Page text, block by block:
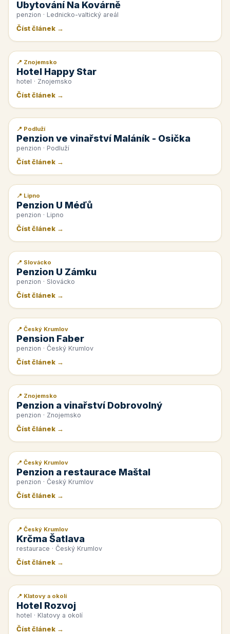
Ubytování Na Kovárně
penzion · Lednicko-valtický areál
Číst článek →
📰 PR článek
📍 Znojemsko
Hotel Happy Star
hotel · Znojemsko
Číst článek →
📰 PR článek
📍 Podluží
Penzion ve vinařství Maláník - Osička
penzion · Podluží
Číst článek →
📰 PR článek
📍 Lipno
Penzion U Méďů
penzion · Lipno
Číst článek →
📰 PR článek
📍 Slovácko
Penzion U Zámku
penzion · Slovácko
Číst článek →
📰 PR článek
📍 Český Krumlov
Pension Faber
penzion · Český Krumlov
Číst článek →
📰 PR článek
📍 Znojemsko
Penzion a vinařství Dobrovolný
penzion · Znojemsko
Číst článek →
📰 PR článek
📍 Český Krumlov
Penzion a restaurace Maštal
penzion · Český Krumlov
Číst článek →
📰 PR článek
📍 Český Krumlov
Krčma Šatlava
restaurace · Český Krumlov
Číst článek →
📰 PR článek
📍 Klatovy a okolí
Hotel Rozvoj
hotel · Klatovy a okolí
Číst článek →